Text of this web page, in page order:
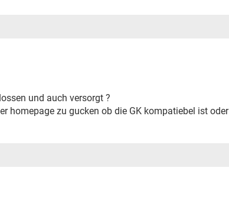
und auch versorgt ?
homepage zu gucken ob die GK kompatiebel ist oder